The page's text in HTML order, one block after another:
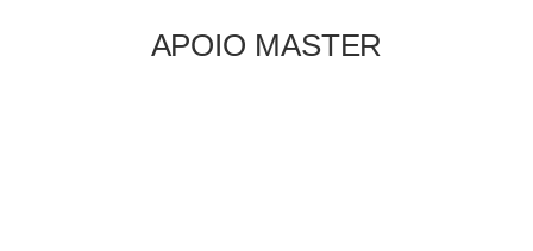
APOIO MASTER